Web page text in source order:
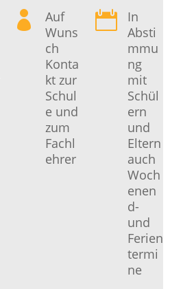

Auf
Wuns
ch
Konta
kt zur
Schul
e und
zum
Fachl
ehrer

In
Absti
mmu
ng
mit
Schül
ern
und
Eltern
auch
Woch
enen
d-
und
Ferien
termi
ne